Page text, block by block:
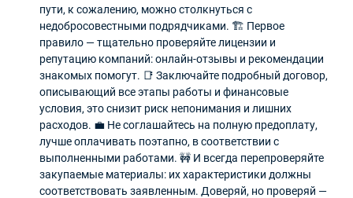
пути, к сожалению, можно столкнуться с
недобросовестными подрядчиками. 🏗️ Первое
правило — тщательно проверяйте лицензии и
репутацию компаний: онлайн-отзывы и рекомендации
знакомых помогут. 📑 Заключайте подробный договор,
описывающий все этапы работы и финансовые
условия, это снизит риск непонимания и лишних
расходов. 💼 Не соглашайтесь на полную предоплату,
лучше оплачивать поэтапно, в соответствии с
выполненными работами. 🚧 И всегда перепроверяйте
закупаемые материалы: их характеристики должны
соответствовать заявленным. Доверяй, но проверяй —